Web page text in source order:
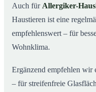
Auch für Allergiker-
Haustieren ist eine
empfehlenswert – für
Wohnklima.
Ergänzend empfehlen wir
– für streifenfreie